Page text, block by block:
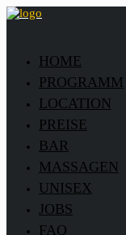
HOME
PROGRAMM
LOCATION
PREISE
BAR
MASSAGEN
UNISEX
JOBS
FAQ